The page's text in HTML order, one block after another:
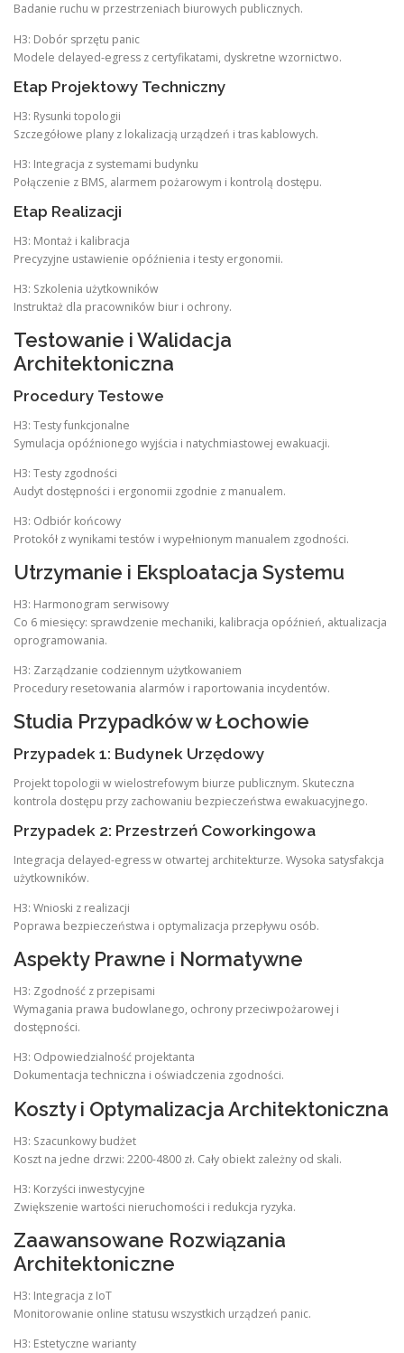
Badanie ruchu w przestrzeniach biurowych publicznych.
H3: Dobór sprzętu panic
Modele delayed-egress z certyfikatami, dyskretne wzornictwo.
Etap Projektowy Techniczny
H3: Rysunki topologii
Szczegółowe plany z lokalizacją urządzeń i tras kablowych.
H3: Integracja z systemami budynku
Połączenie z BMS, alarmem pożarowym i kontrolą dostępu.
Etap Realizacji
H3: Montaż i kalibracja
Precyzyjne ustawienie opóźnienia i testy ergonomii.
H3: Szkolenia użytkowników
Instruktaż dla pracowników biur i ochrony.
Testowanie i Walidacja
Architektoniczna
Procedury Testowe
H3: Testy funkcjonalne
Symulacja opóźnionego wyjścia i natychmiastowej ewakuacji.
H3: Testy zgodności
Audyt dostępności i ergonomii zgodnie z manualem.
H3: Odbiór końcowy
Protokół z wynikami testów i wypełnionym manualem zgodności.
Utrzymanie i Eksploatacja Systemu
H3: Harmonogram serwisowy
Co 6 miesięcy: sprawdzenie mechaniki, kalibracja opóźnień, aktualizacja
oprogramowania.
H3: Zarządzanie codziennym użytkowaniem
Procedury resetowania alarmów i raportowania incydentów.
Studia Przypadków w Łochowie
Przypadek 1: Budynek Urzędowy
Projekt topologii w wielostrefowym biurze publicznym. Skuteczna
kontrola dostępu przy zachowaniu bezpieczeństwa ewakuacyjnego.
Przypadek 2: Przestrzeń Coworkingowa
Integracja delayed-egress w otwartej architekturze. Wysoka satysfakcja
użytkowników.
H3: Wnioski z realizacji
Poprawa bezpieczeństwa i optymalizacja przepływu osób.
Aspekty Prawne i Normatywne
H3: Zgodność z przepisami
Wymagania prawa budowlanego, ochrony przeciwpożarowej i
dostępności.
H3: Odpowiedzialność projektanta
Dokumentacja techniczna i oświadczenia zgodności.
Koszty i Optymalizacja Architektoniczna
H3: Szacunkowy budżet
Koszt na jedne drzwi: 2200-4800 zł. Cały obiekt zależny od skali.
H3: Korzyści inwestycyjne
Zwiększenie wartości nieruchomości i redukcja ryzyka.
Zaawansowane Rozwiązania
Architektoniczne
H3: Integracja z IoT
Monitorowanie online statusu wszystkich urządzeń panic.
H3: Estetyczne warianty